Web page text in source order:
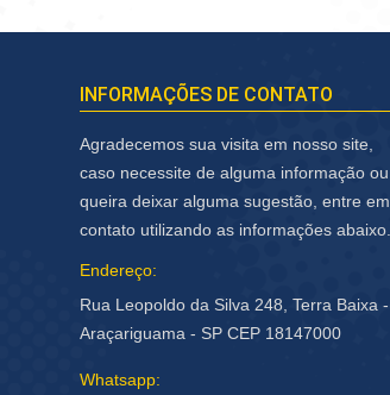
INFORMAÇÕES DE CONTATO
Agradecemos sua visita em nosso site,
caso necessite de alguma informação ou
queira deixar alguma sugestão, entre em
contato utilizando as informações abaixo.
Endereço:
Rua Leopoldo da Silva 248, Terra Baixa -
Araçariguama - SP CEP 18147000
Whatsapp: